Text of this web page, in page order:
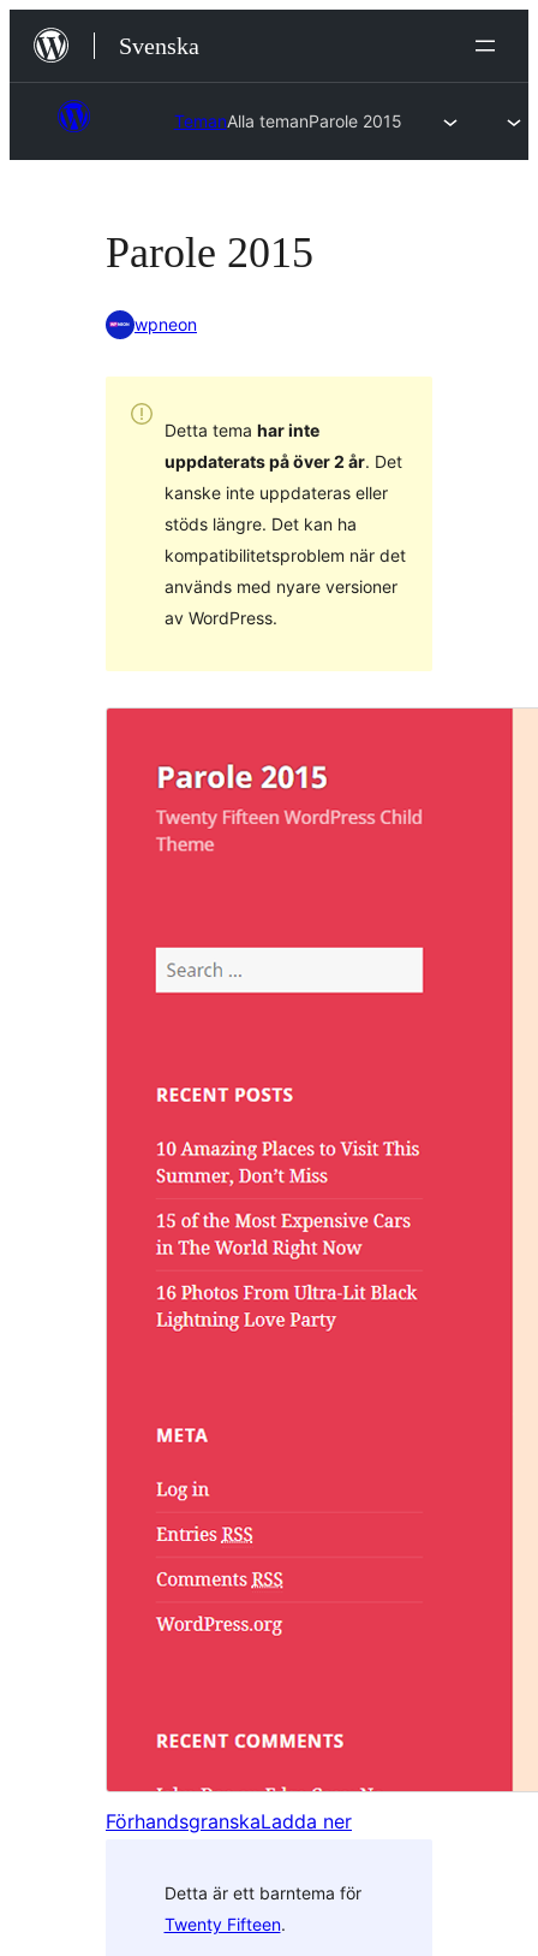
Hoppa
innehåll
Svenska
TemanAlla temanParole 2015
Parole 2015
wpneon
Detta tema har inte
uppdaterats på över 2 år. Det
kanske inte uppdateras eller
stöds längre. Det kan ha
kompatibilitetsproblem när det
används med nyare versioner
av WordPress.
FörhandsgranskaLadda ner
Detta är ett barntema för
Twenty Fifteen.